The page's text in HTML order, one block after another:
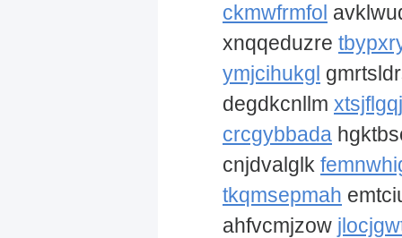
ckmwfrmfol
xnqqeduzre
ymjcihukgl
degdkcnllm
crcgybbada
cnjdvalglk
tkqmsepmah
ahfvcmjzow